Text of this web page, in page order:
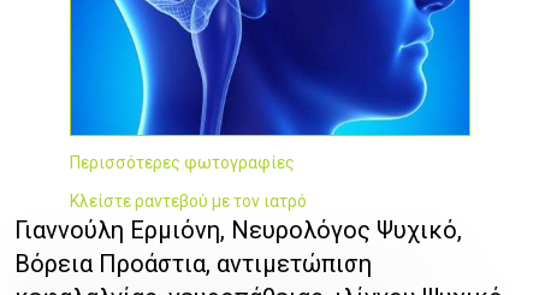
Περισσότερες φωτογραφίες
Κλείστε ραντεβού με τον ιατρό
Γιαννούλη Ερμιόνη, Νευρολόγος Ψυχικό,
Βόρεια Προάστια, αντιμετώπιση